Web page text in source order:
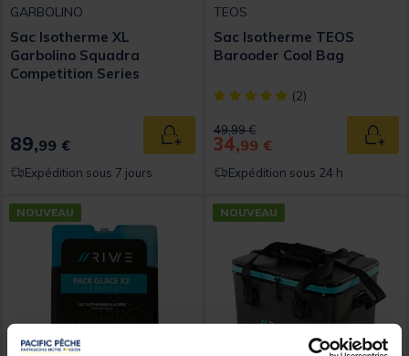
GARBOLINO
Sac Isotherme XL
Garbolino Squadra
Competition Series
89,99 € Ajouter au panier
Expédition sous 7 jours
TEOS
Sac Isotherme TEOS
Barooder Cool Bag
[object Object] out of 5
(2)
Price reduced from
49,99 €to
34,99 €
Expédition sous 24 h
NOUVEAU NOUVEAU